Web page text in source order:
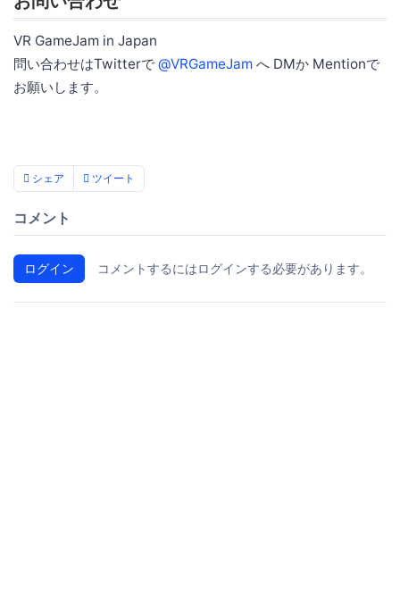
VR GameJam in Japan
問い合わせはTwitterで @VRGameJam へ DMか Mentionで
お願いします。
シェア ツイート
コメント
ログイン コメントするにはログインする必要があります。